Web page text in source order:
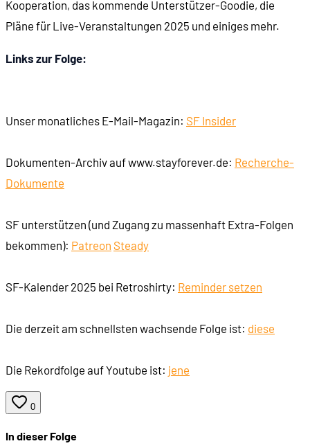
Wie machen wir unsere Jahresplanung?
Kooperation, das kommende Unterstützer-Goodie, die
Pläne für Live-Veranstaltungen 2025 und einiges mehr.
Links zur Folge:
Unser monatliches E-Mail-Magazin: SF Insider
Dokumenten-Archiv auf www.stayforever.de: Recherche-
Dokumente
SF unterstützen (und Zugang zu massenhaft Extra-Folgen
bekommen): Patreon Steady
SF-Kalender 2025 bei Retroshirty: Reminder setzen
Die derzeit am schnellsten wachsende Folge ist: diese
Die Rekordfolge auf Youtube ist: jene
0
In dieser Folge